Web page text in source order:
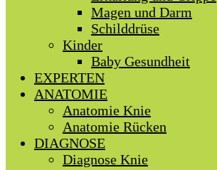
Magen und Darm
Schilddrüse
Kinder
Baby Gesundheit
EXPERTEN
ANATOMIE
Anatomie Knie
Anatomie Rücken
DIAGNOSE
Diagnose Knie